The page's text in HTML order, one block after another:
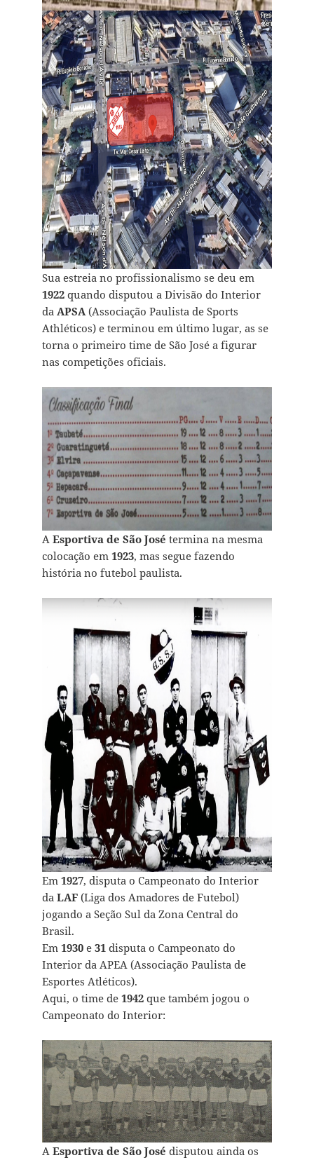
Sua estreia no profissionalismo se deu em
1922quando disputou a Divisão do Interior
da APSA(Associação Paulista de Sports
Athléticos) e terminou em último lugar, as se
torna o primeiro time de São José a figurar
nas competições oficiais.
A Esportiva de São José termina na mesma
colocação em 1923, mas segue fazendo
história no futebol paulista.
Em 1927, disputa o Campeonato do Interior
da LAF(Liga dos Amadores de Futebol)
jogando a Seção Sul da Zona Central do
Brasil.
Em 1930e 31disputa o Campeonato do
Interior da APEA (Associação Paulista de
Esportes Atléticos).
Aqui, o time de 1942que também jogou o
Campeonato do Interior:
AEsportiva de São José disputou ainda os